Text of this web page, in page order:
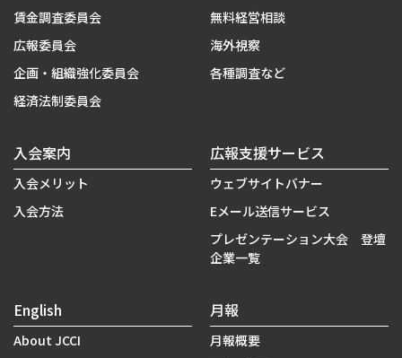
賃金調査委員会
広報委員会
企画・組織強化委員会
経済法制委員会
無料経営相談
海外視察
各種調査など
入会案内
入会メリット
入会方法
広報支援サービス
ウェブサイトバナー
Eメール送信サービス
プレゼンテーション大会 登壇
企業一覧
English
About JCCI
月報
月報概要